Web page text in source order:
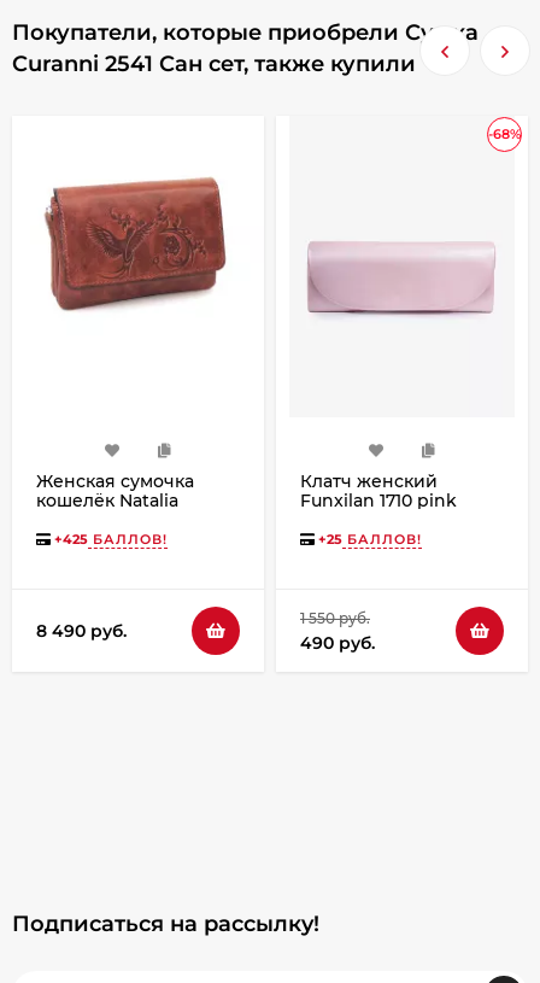
Покупатели, которые приобрели Сумка
Curanni 2541 Сан сет, также купили
Женская сумочка
кошелёк Natalia
«Лисиа»
+425 БАЛЛОВ!
8 490 руб.
-68%
Клатч женский
Funxilan 1710 pink
+25 БАЛЛОВ!
1 550 руб.
490 руб.
Подписаться на рассылкy!